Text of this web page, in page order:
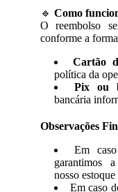
🔹 Como
O reembolso
conforme a
Cartão
política da
Pix ou
bancária
Observações
Em
garantimos
nosso estoque
Em caso